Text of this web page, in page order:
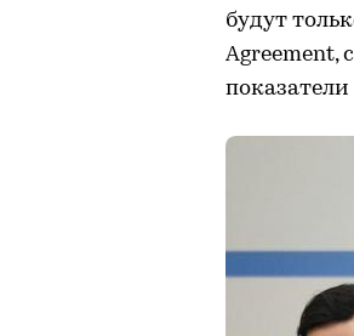
будут
Agreement,
показатели